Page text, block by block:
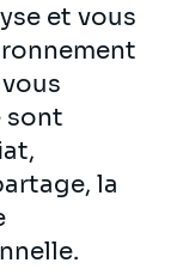
et vous
sont
la